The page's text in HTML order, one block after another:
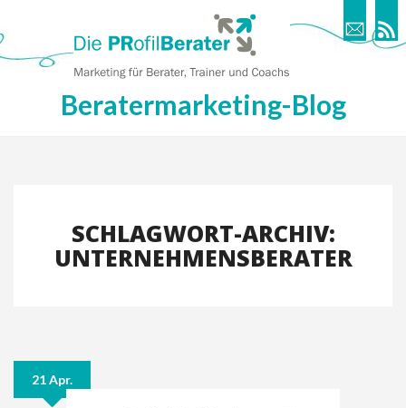
Beratermarketing-Blog
SCHLAGWORT-ARCHIV:
UNTERNEHMENSBERATER
21 Apr.